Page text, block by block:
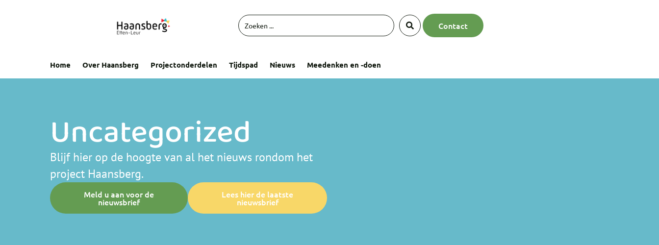
Contact
Home Over Haansberg Projectonderdelen Tijdspad Nieuws Meedenken en -doen
Uncategorized
Blijf hier op de hoogte van al het nieuws rondom het
project Haansberg.
Meld u aan voor de
nieuwsbrief
Lees hier de laatste
nieuwsbrief